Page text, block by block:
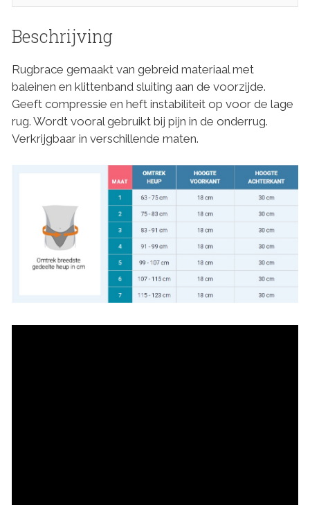
Beschrijving
Rugbrace gemaakt van gebreid materiaal met
baleinen en klittenband sluiting aan de voorzijde.
Geeft compressie en heft instabiliteit op voor de lage
rug. Wordt vooral gebruikt bij pijn in de onderrug.
Verkrijgbaar in verschillende maten.